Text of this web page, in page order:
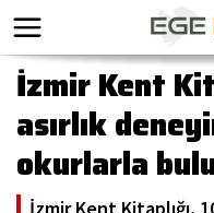
İzmir Kent
asırlık
okurlarla